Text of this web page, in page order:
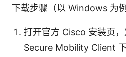
下载步骤（以 Windows 为例
打开官方 Cisco 安装页
Secure Mobility Client 下